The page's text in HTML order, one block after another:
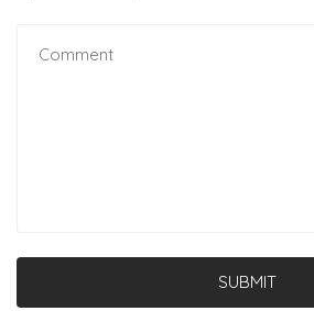
SUBMIT